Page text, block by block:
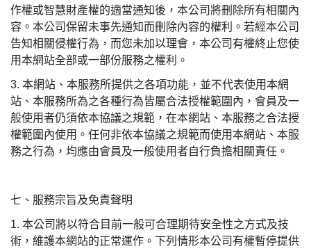
作權或智慧財產權的適當通知後，本公司將刪除所有相關內
容。本公司保留未事先通知而刪除內容的權利。若經本公司
告知相關侵權行為，而您未加以理會，本公司有權終止您使
用本網站全部或一部份服務之權利。
3. 本網站、本服務所提供之各項功能，並不代表使用本網
站、本服務所為之各種行為皆屬合法授權範圍內，會員及一
般使用者仍須依本協議之規範，在本網站、本服務之合法授
權範圍內使用。任何非依本協議之規範而使用本網站、本服
務之行為，均應由會員及一般使用者自行負擔相關責任。
七、服務宗旨及免責聲明
1. 本公司將以符合目前一般可合理期待安全性之方式及技
術，維護本網站的正常運作。下列情形本公司有權暫停提供